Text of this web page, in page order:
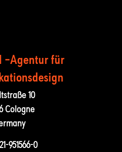
–Agentur für
10
Cologne
951566-0